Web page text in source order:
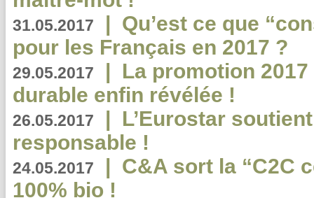
31.05.2017 | Qu’est ce que
pour les Français en 2017 ?
29.05.2017 | La promotion
durable enfin révélée !
26.05.2017 | L’Eurostar
responsable !
24.05.2017 | C&A sort la “C2C
100% bio !